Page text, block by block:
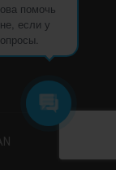
помочь
если у